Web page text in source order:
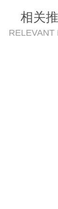
处理设备常
处理设备”，
相关
RELEVANT